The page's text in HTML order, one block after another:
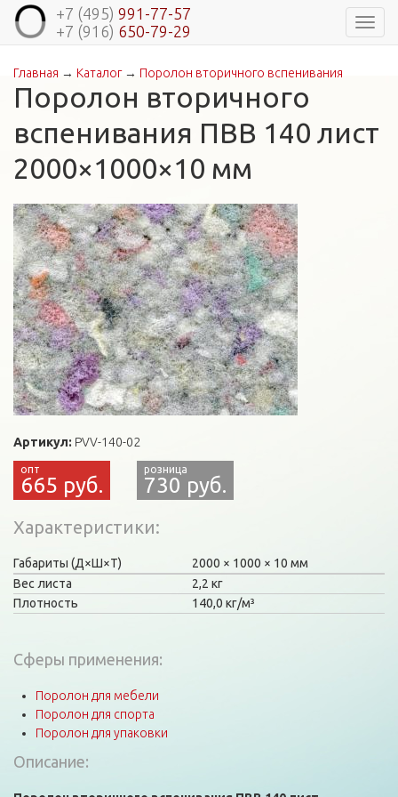
+7 (495) 991-77-57
+7 (916) 650-79-29
Вы здесь
Главная → Каталог→ Поролон вторичного вспенивания
Поролон вторичного
вспенивания ПВВ 140 лист
2000×1000×10 мм
Артикул: PVV-140-02
665 руб. 730 руб.
Характеристики
Габариты (Д×Ш×Т) 2000 1000
10 мм
Вес листа
2,2 кг
Плотность
140,0 кг/м³
Сферы применения:
Поролон для мебели
Поролон для спорта
Поролон для упаковки
Описание: